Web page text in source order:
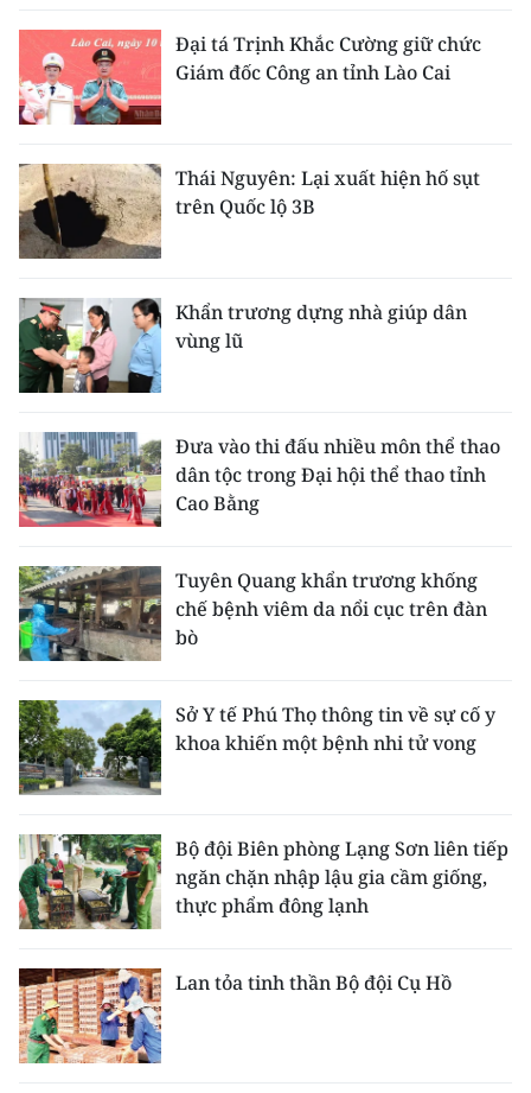
Đại tá Trịnh Khắc Cường giữ chức
Giám đốc Công an tỉnh Lào Cai
Thái Nguyên: Lại xuất hiện hố sụt
trên Quốc lộ 3B
Khẩn trương dựng nhà giúp dân
vùng lũ
Đưa vào thi đấu nhiều môn thể thao
dân tộc trong Đại hội thể thao tỉnh
Cao Bằng
Tuyên Quang khẩn trương khống
chế bệnh viêm da nổi cục trên đàn
bò
Sở Y tế Phú Thọ thông tin về sự cố y
khoa khiến một bệnh nhi tử vong
Bộ đội Biên phòng Lạng Sơn liên tiếp
ngăn chặn nhập lậu gia cầm giống,
thực phẩm đông lạnh
Lan tỏa tinh thần Bộ đội Cụ Hồ